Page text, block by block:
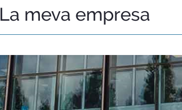
La meva empresa